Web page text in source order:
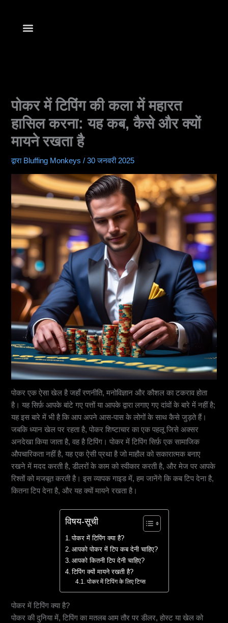
पोकर में टिपिंग की कला में महारत
हासिल करना: यह कब, कैसे और क्यों
मायने रखता है
द्वारा Bluffing Monkeys/30 जनवरी 2025
पोकर एक ऐसा खेल है जहाँ रणनीति, मनोविज्ञान और कौशल का टकराव होता
है। यह सिर्फ़ आपके बांटे गए पत्तों या आपके द्वारा लगाए गए दांवों के बारे में नहीं है;
यह इस बारे में भी है कि आप अपने आस-पास के लोगों के साथ कैसे जुड़ते हैं।
जबकि ध्यान खेल पर रहता है, पोकर शिष्टाचार का एक पहलू जिसे अक्सर
अनदेखा किया जाता है, वह है टिपिंग। पोकर में टिपिंग सिर्फ़ एक सामाजिक
औपचारिकता नहीं है, यह एक ऐसी प्रथा है जो माहौल को सकारात्मक बनाए
रखने में मदद करती है, डीलरों के काम को स्वीकार करती है, और मेज पर आपके
रिश्तों को मजबूत करती है। इस व्यापक गाइड में, हम जानेंगे कि कब टिप देना है,
कितना टिप देना है, और यह क्यों मायने रखता है।
विषय-सूची
पोकर में टिपिंग क्या है?
आपको पोकर में टिप कब देनी चाहिए?
आपको कितनी टिप देनी चाहिए?
टिपिंग क्यों मायने रखती है?
पोकर में टिपिंग के लिए टिप्स
पोकर में टिपिंग क्या है?
पोकर की दुनिया में, टिपिंग का मतलब आम तौर पर डीलर, होस्ट या खेल को